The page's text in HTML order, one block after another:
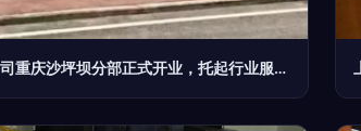
你好搬家公司重庆沙坪坝分部正式开业，托起行业服务新起点